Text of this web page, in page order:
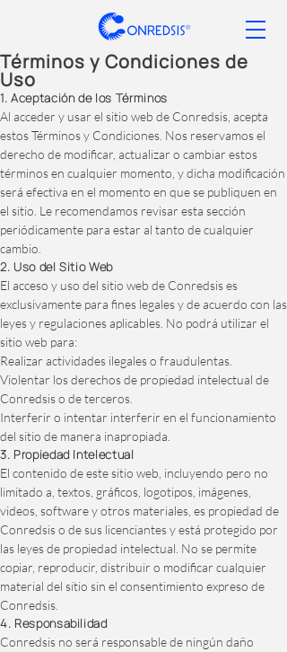
Términos y Condiciones de
Uso
1. Aceptación de los Términos
Al acceder y usar el sitio web de Conredsis, acepta
estos Términos y Condiciones. Nos reservamos el
derecho de modificar, actualizar o cambiar estos
términos en cualquier momento, y dicha modificación
será efectiva en el momento en que se publiquen en
el sitio. Le recomendamos revisar esta sección
periódicamente para estar al tanto de cualquier
cambio.
2. Uso del Sitio Web
El acceso y uso del sitio web de Conredsis es
exclusivamente para fines legales y de acuerdo con las
leyes y regulaciones aplicables. No podrá utilizar el
sitio web para:
Realizar actividades ilegales o fraudulentas.
Violentar los derechos de propiedad intelectual de
Conredsis o de terceros.
Interferir o intentar interferir en el funcionamiento
del sitio de manera inapropiada.
3. Propiedad Intelectual
El contenido de este sitio web, incluyendo pero no
limitado a, textos, gráficos, logotipos, imágenes,
videos, software y otros materiales, es propiedad de
Conredsis o de sus licenciantes y está protegido por
las leyes de propiedad intelectual. No se permite
copiar, reproducir, distribuir o modificar cualquier
material del sitio sin el consentimiento expreso de
Conredsis.
4. Responsabilidad
Conredsis no será responsable de ningún daño